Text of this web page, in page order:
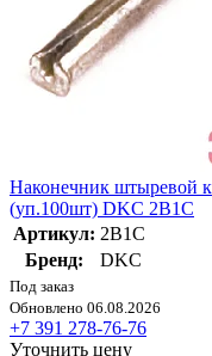
Наконечник штыревой
(уп.100шт) DKC 2B1C
Артикул: 2B1C
Бренд:
DKC
Под заказ
Обновлено 06.08.2026
+7 391 278-76-76
Уточнить цену